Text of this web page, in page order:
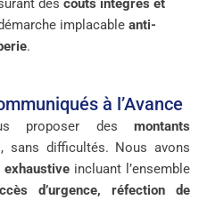
des coûts intègres et
implacable anti-
.
à l’Avance
proposer des montants
, sans difficultés. Nous avons
incluant l’ensemble
d’urgence, réfection de